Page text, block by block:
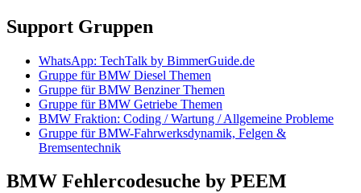
Support Gruppen
WhatsApp: TechTalk by BimmerGuide.de
Gruppe für BMW Diesel Themen
Gruppe für BMW Benziner Themen
Gruppe für BMW Getriebe Themen
BMW Fraktion: Coding / Wartung / Allgemeine Probleme
Gruppe für BMW-Fahrwerksdynamik, Felgen &
Bremsentechnik
BMW Fehlercodesuche by PEEM